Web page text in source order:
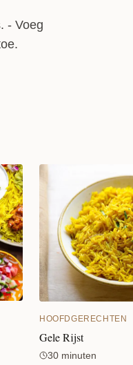
- Voeg
HOOFDGERECHTEN
Gele Rijst
30 minuten